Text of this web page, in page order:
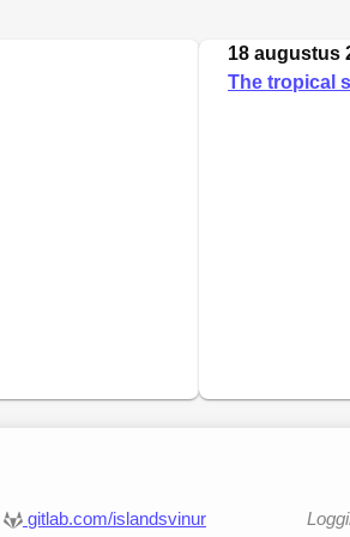
18 augustus
The tropical
gitlab.com/islandsvinur